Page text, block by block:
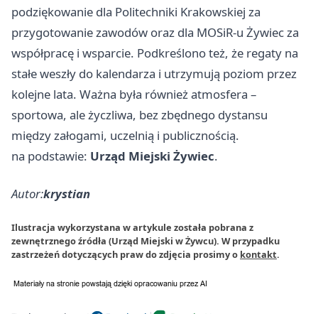
podziękowanie dla Politechniki Krakowskiej za
przygotowanie zawodów oraz dla MOSiR-u Żywiec za
współpracę i wsparcie. Podkreślono też, że regaty na
stałe weszły do kalendarza i utrzymują poziom przez
kolejne lata. Ważna była również atmosfera –
sportowa, ale życzliwa, bez zbędnego dystansu
między załogami, uczelnią i publicznością.
na podstawie: Urząd Miejski Żywiec.
Autor:krystian
Ilustracja wykorzystana w artykule została pobrana z
zewnętrznego źródła (Urząd Miejski w Żywcu). W przypadku
zastrzeżeń dotyczących praw do zdjęcia prosimy o kontakt.